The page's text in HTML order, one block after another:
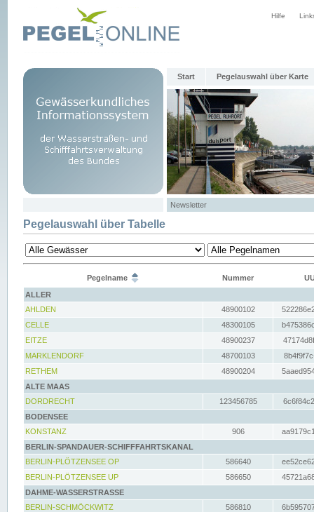
Hilfe
Start Pegelauswahl über Karte
Newsletter
Pegelauswahl über Tabelle
Pegelname Nummer
ALLER
AHLDEN
48900102
CELLE
48300105
EITZE
48900237
MARKLENDORF
48700103
RETHEM
48900204
ALTE MAAS
DORDRECHT
123456785
BODENSEE
KONSTANZ
906
BERLIN-SPANDAUER-SCHIFFFAHRTSKANAL
BERLIN-PLÖTZENSEE OP
586640
BERLIN-PLÖTZENSEE UP
586650
DAHME-WASSERSTRASSE
BERLIN-SCHMÖCKWITZ
586810